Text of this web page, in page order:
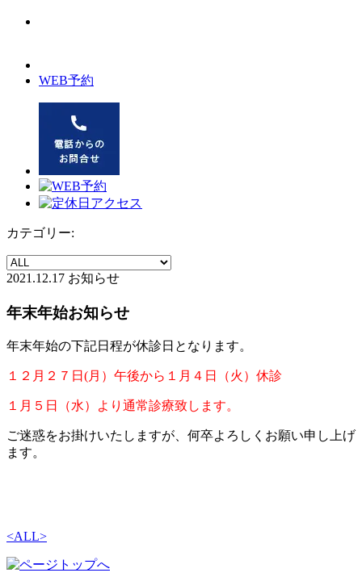
WEB予約
カテゴリー:
2021.12.17 お知らせ
年末年始お知らせ
年末年始の下記日程が休診日となります。
１２月２７日(月）午後から１月４日（火）休診
１月５日（水）より通常診療致します。
ご迷惑をお掛けいたしますが、何卒よろしくお願い申し上げ
ます。
<ALL>